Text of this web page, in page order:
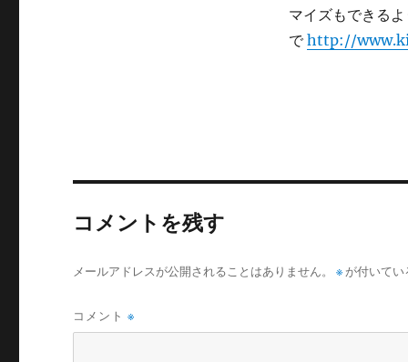
マイズもできる
でhttp://
コメントを残す
メールアドレスが公開されることはありません。 ※ が付いて
コメント※